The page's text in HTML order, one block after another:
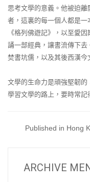
思考文學的意義。他被迫
者，這裏的每一個人都是
《格列佛遊記》，以至愛
誦一部經典，讓書流傳下
焚書坑儒，以及其後西漢今
文學的生命力是頑強堅韌
學習文學的路上，要時常記
Published in Hong
ARCHIVE